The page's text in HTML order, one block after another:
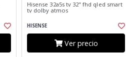
Hisense 32a5s tv 32" fhd qled smart
tv dolby atmos
HISENSE
Ver precio